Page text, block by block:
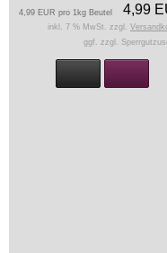
4,99
4,99 EUR pro 1kg Beutel
inkl. 7 % MwSt. zzgl.
ggf. zzgl.